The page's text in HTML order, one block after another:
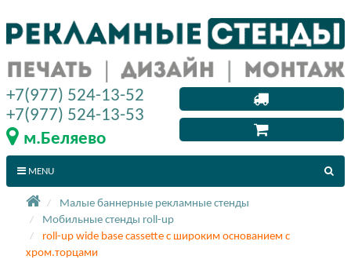
Малые баннерные рекламные стенды
Мобильные стенды roll-up
roll-up wide base cassette с широким основанием с
хром.торцами
+7(977) 524-13-52
+7(977) 524-13-53
м.Беляево
MENU